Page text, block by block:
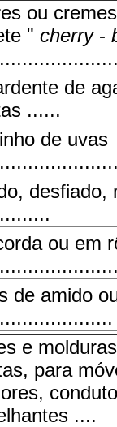
ou
" cherry-
de
......
de uvas
desfiado,
ou em
de amido
e
para
....